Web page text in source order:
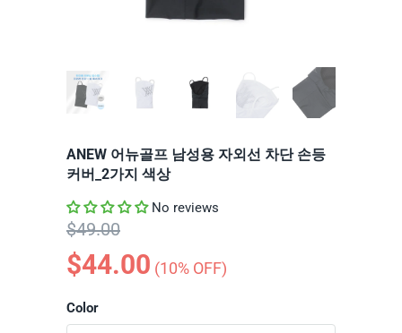
ANEW 어뉴골프 남성용 자외선 차단 손등
커버_2가지 색상
No reviews
$49.00
$44.00 (10% OFF)
Color